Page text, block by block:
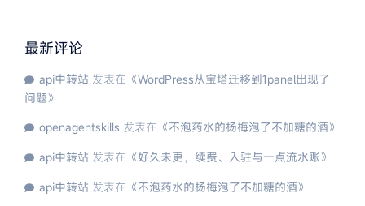
最新评论
api中转站 发表在《WordPress从宝塔迁移到1panel出现了
问题》
openagentskills 发表在《不泡药水的杨梅泡了不加糖的酒》
api中转站 发表在《好久未更，续费、入驻与一点流水账》
api中转站 发表在《不泡药水的杨梅泡了不加糖的酒》